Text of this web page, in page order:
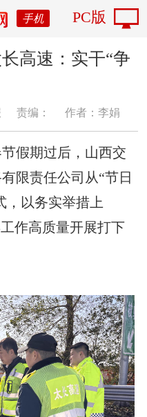
手机 PC版
高速：实干“争
责编： 作者：李娟
假期过后，山西交
限责任公司从“节日
，以务实举措上
作高质量开展打下